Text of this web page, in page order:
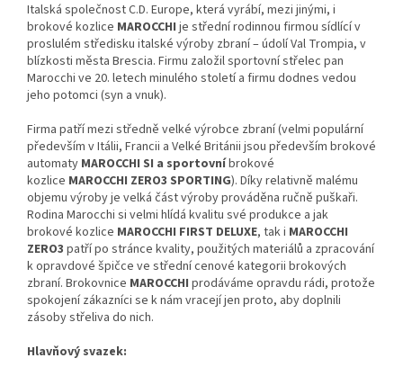
Italská společnost C.D. Europe, která vyrábí, mezi jinými, i
brokové kozlice MAROCCHI je střední rodinnou firmou sídlící v
proslulém středisku italské výroby zbraní – údolí Val Trompia, v
blízkosti města Brescia. Firmu založil sportovní střelec pan
Marocchi ve 20. letech minulého století a firmu dodnes vedou
jeho potomci (syn a vnuk).
Firma patří mezi středně velké výrobce zbraní (velmi populární
především v Itálii, Francii a Velké Británii jsou především brokové
automaty MAROCCHI SI a sportovníbrokové
kozlice MAROCCHI ZERO3 SPORTING). Díky relativně malému
objemu výroby je velká část výroby prováděna ručně puškaři.
Rodina Marocchi si velmi hlídá kvalitu své produkce a jak
brokové kozlice MAROCCHI FIRST DELUXE, tak i MAROCCHI
ZERO3 patří po stránce kvality, použitých materiálů a zpracování
k opravdové špičce ve střední cenové kategorii brokových
zbraní. Brokovnice MAROCCHI prodáváme opravdu rádi, protože
spokojení zákazníci se k nám vracejí jen proto, aby doplnili
zásoby střeliva do nich.
Hlavňový svazek: